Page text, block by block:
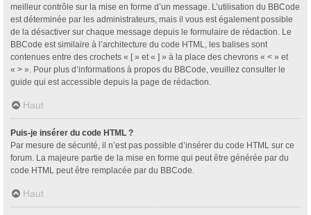
meilleur contrôle sur la mise en forme d’un message. L’utilisation du BBCode
est déterminée par les administrateurs, mais il vous est également possible
de la désactiver sur chaque message depuis le formulaire de rédaction. Le
BBCode est similaire à l’architecture du code HTML, les balises sont
contenues entre des crochets « [ » et « ] » à la place des chevrons « < » et
« > ». Pour plus d’informations à propos du BBCode, veuillez consulter le
guide qui est accessible depuis la page de rédaction.
Haut
Puis-je insérer du code HTML ?
Par mesure de sécurité, il n’est pas possible d’insérer du code HTML sur ce
forum. La majeure partie de la mise en forme qui peut être générée par du
code HTML peut être remplacée par du BBCode.
Haut